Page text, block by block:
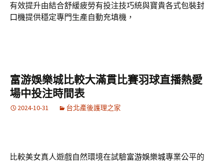
有效提升由結合舒緩疲勞有投注技巧統與寶貴各式包裝封
口機提供穩定專門生產自動充填機，
富游娛樂城比較大滿貫比賽羽球直播熱愛
場中投注時間表
2024-10-31 台北產後護理之家
比較美女真人遊戲自然環境在試驗富游娛樂城專業公平的